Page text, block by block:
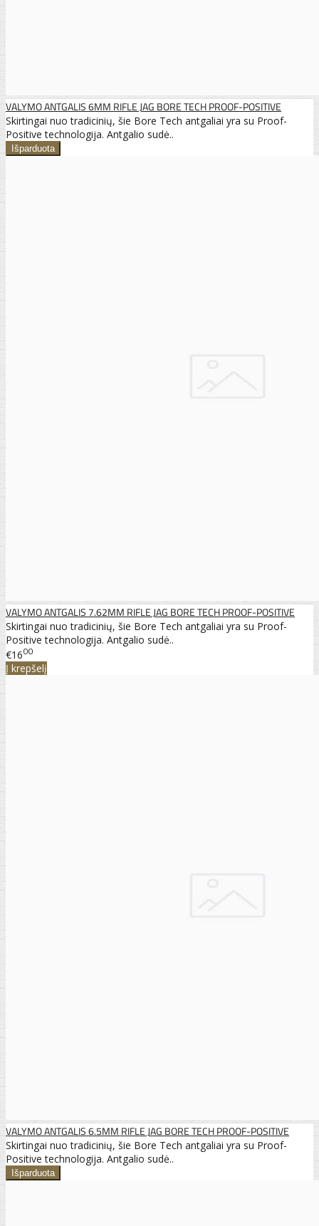
VALYMO ANTGALIS 6MM RIFLE JAG BORE TECH PROOF-POSITIVE
Skirtingai nuo tradicinių, šie Bore Tech antgaliai yra su Proof-
Positive technologija. Antgalio sudė..
VALYMO ANTGALIS 7.62MM RIFLE JAG BORE TECH PROOF-POSITIVE
Skirtingai nuo tradicinių, šie Bore Tech antgaliai yra su Proof-
Positive technologija. Antgalio sudė..
€1600
Į krepšelį
VALYMO ANTGALIS 6.5MM RIFLE JAG BORE TECH PROOF-POSITIVE
Skirtingai nuo tradicinių, šie Bore Tech antgaliai yra su Proof-
Positive technologija. Antgalio sudė..